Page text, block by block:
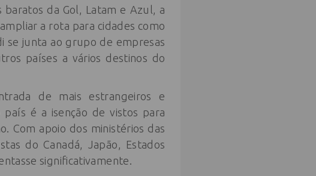
baratos da Gol, Latam e Azul, a
a rota para cidades como
se junta ao grupo de empresas
países a vários destinos do
de mais estrangeiros e
é a isenção de vistos para
Com apoio dos ministérios das
do Canadá, Japão, Estados
significativamente.